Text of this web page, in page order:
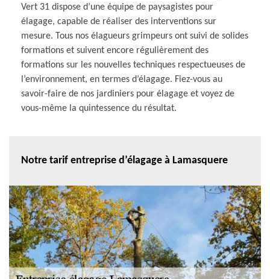
Vert 31 dispose d’une équipe de paysagistes pour
élagage, capable de réaliser des interventions sur
mesure. Tous nos élagueurs grimpeurs ont suivi de solides
formations et suivent encore régulièrement des
formations sur les nouvelles techniques respectueuses de
l’environnement, en termes d’élagage. Fiez-vous au
savoir-faire de nos jardiniers pour élagage et voyez de
vous-même la quintessence du résultat.
Notre tarif entreprise d’élagage à Lamasquere